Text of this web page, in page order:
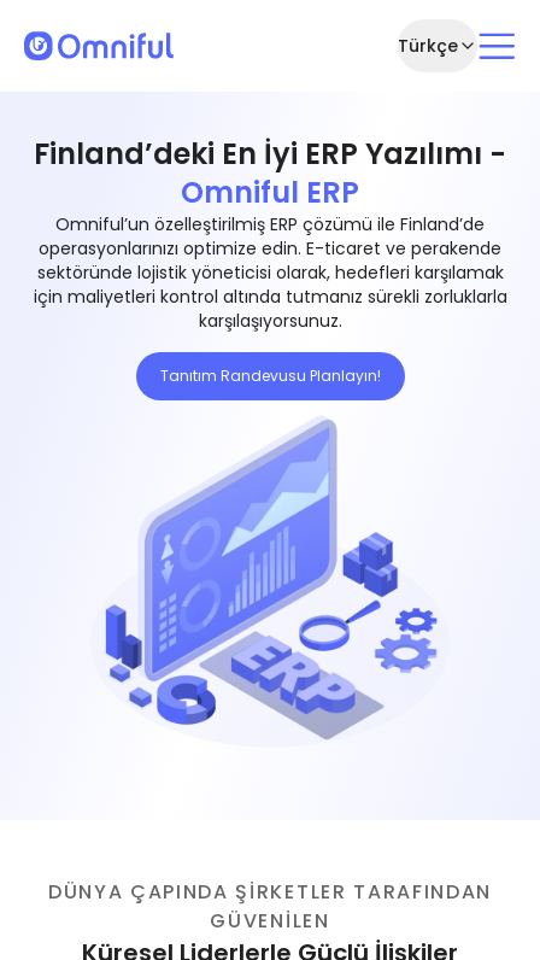
Türkçe
Finland’deki En İyi ERP Yazılımı -
Omniful ERP
Omniful’un özelleştirilmiş ERP çözümü ile Finland’de
operasyonlarınızı optimize edin. E-ticaret ve perakende
sektöründe lojistik yöneticisi olarak, hedefleri karşılamak
için maliyetleri kontrol altında tutmanız sürekli zorluklarla
karşılaşıyorsunuz.
Tanıtım Randevusu Planlayın!
DÜNYA ÇAPINDA ŞİRKETLER TARAFINDAN
GÜVENİLEN
Küresel Liderlerle Güçlü İlişkiler